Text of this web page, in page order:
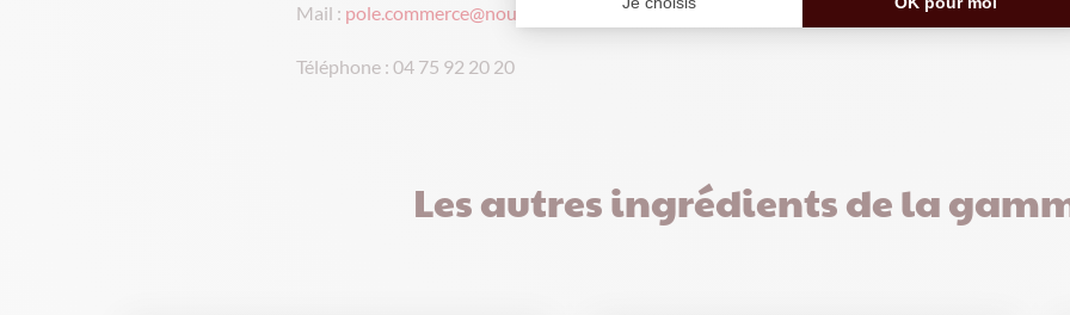
Mail : pole.commerce@nougat-chabert.com
Téléphone : 04 75 92 20 20
Les autres ingrédients de la